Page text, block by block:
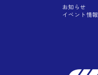
お知らせ
イベント情報